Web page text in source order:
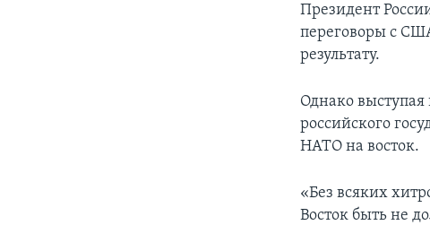
Президент
переговоры с
результату.
Однако
российского
НАТО на восток.
«Без всяких
Восток быть не